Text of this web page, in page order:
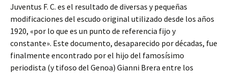
Juventus F. C. es el resultado de diversas y pequeñas
modificaciones del escudo original utilizado desde los años
1920, «por lo que es un punto de referencia fijo y
constante». Este documento, desaparecido por décadas, fue
finalmente encontrado por el hijo del famosísimo
periodista (y tifoso del Genoa) Gianni Brera entre los